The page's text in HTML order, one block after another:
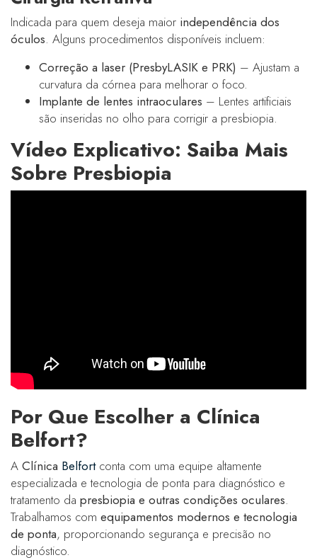
Indicada para quem deseja maior independência dos
óculos. Alguns procedimentos disponíveis incluem:
Correção a laser (PresbyLASIK e PRK) – Ajustam a
curvatura da córnea para melhorar o foco.
Implante de lentes intraoculares – Lentes artificiais
são inseridas no olho para corrigir a presbiopia.
Vídeo Explicativo: Saiba Mais
Sobre Presbiopia
Por Que Escolher a Clínica
Belfort?
A Clínica Belfortconta com uma equipe altamente
especializada e tecnologia de ponta para diagnóstico e
tratamento da presbiopia e outras condições oculares.
Trabalhamos com equipamentos modernos e tecnologia
de ponta, proporcionando segurança e precisão no
diagnóstico.